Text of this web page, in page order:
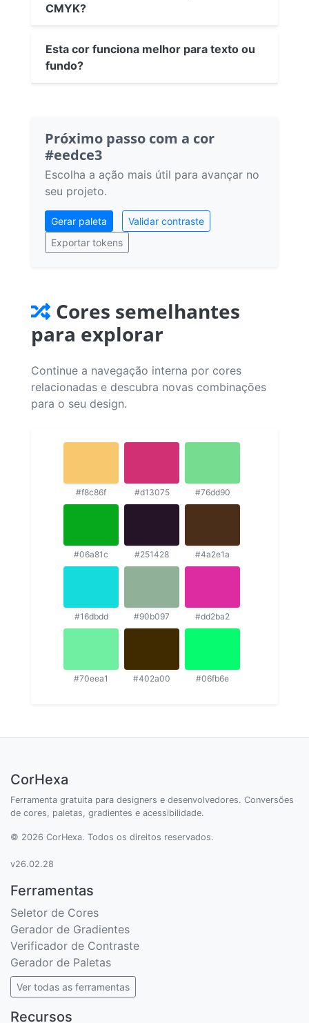
CMYK?
Esta cor funciona melhor para texto ou
fundo?
Próximo passo com a cor
#eedce3
Escolha a ação mais útil para avançar no
seu projeto.
Gerar paleta
Validar contraste
Exportar tokens
Cores semelhantes
para explorar
Continue a navegação interna por cores
relacionadas e descubra novas combinações
para o seu design.
#f8c86f #d13075 #76dd90
#06a81c #251428 #4a2e1a
#16dbdd #90b097 #dd2ba2
#70eea1 #402a00 #06fb6e
CorHexa
Ferramenta gratuita para designers e desenvolvedores. Conversões
de cores, paletas, gradientes e acessibilidade.
© 2026 CorHexa. Todos os direitos reservados.
v26.02.28
Ferramentas
Seletor de Cores
Gerador de Gradientes
Verificador de Contraste
Gerador de Paletas
Ver todas as ferramentas
Recursos